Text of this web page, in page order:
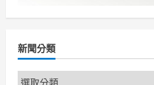
新聞分類
新